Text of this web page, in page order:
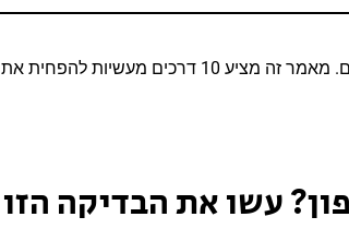
תמצית: הישראלי הממוצע מסתכל בטלפון 150 פעם ביום. מאמר זה מציע 10 דרכים מעשיות להפחית את
עשו את הבדיקה הזו